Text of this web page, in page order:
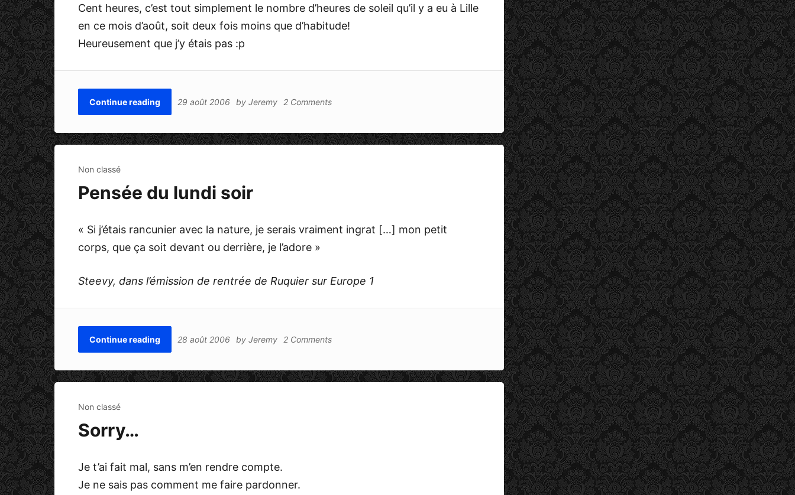
Cent heures, c’est tout simplement le nombre d’heures de soleil qu’il y a eu à Lille
en ce mois d’août, soit deux fois moins que d’habitude!
Heureusement que j’y étais pas :p
Continue reading 29 août 2006 by Jeremy 2 Comments
Non classé
Pensée du lundi soir
« Si j’étais rancunier avec la nature, je serais vraiment ingrat […] mon petit
corps, que ça soit devant ou derrière, je l’adore »
Steevy, dans l’émission de rentrée de Ruquier sur Europe 1
Continue reading 28 août 2006 by Jeremy 2 Comments
Non classé
Sorry…
Je t’ai fait mal, sans m’en rendre compte.
Je ne sais pas comment me faire pardonner.